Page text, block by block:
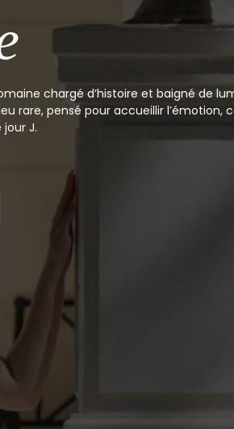
chargé d’histoire et baigné de
rare, pensé pour accueillir l’émotion,
J.